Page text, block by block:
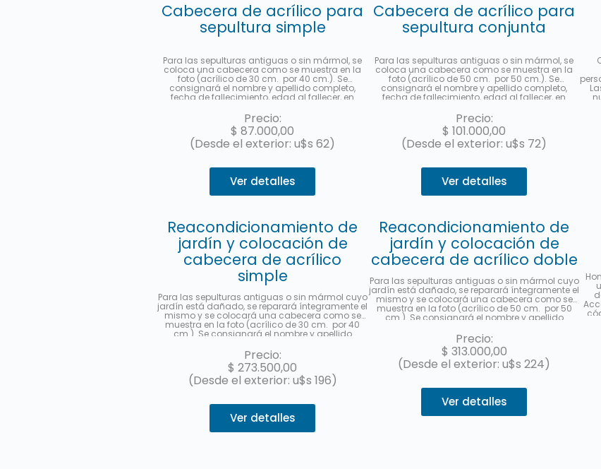
Cabecera de acrílico para
sepultura simple
Para las sepulturas antiguas o sin mármol, se
coloca una cabecera como se muestra en la
foto (acrílico de 30 cm. por 40 cm.). Se
consignará el nombre y apellido completo,
fecha de fallecimiento, edad al fallecer, en
(manzana, tablón y sepultura). Se enviará una
foto una vez finalizado el trabajo. Hasta 3
cuotas sin interés con MercadoPago.
Precio:
$ 87.000,00
(Desde el exterior: u$s 62)
Ver detalles
Cabecera de acrílico para
sepultura conjunta
Para las sepulturas antiguas o sin mármol, se
coloca una cabecera como se muestra en la
foto (acrílico de 50 cm. por 50 cm.). Se
consignará el nombre y apellido completo,
fecha de fallecimiento, edad al fallecer, en
(manzana, tablón y sepultura) de cada
fallecido. Se enviará una foto una vez finalizado
el trabajo. Hasta 3 cuotas sin interés con
MercadoPago.
Precio:
$ 101.000,00
(Desde el exterior: u$s 72)
Ver detalles
y
Reacondicionamiento de
jardín y colocación de
cabecera de acrílico
simple
Para las sepulturas antiguas o sin mármol cuyo
jardín está dañado, se reparará íntegramente el
mismo y se colocará una cabecera como se
muestra en la foto (acrílico de 30 cm. por 40
cm.). Se consignará el nombre y apellido
fallecer, en castellano y hebreo más la
ubicación (manzana, tablón y sepultura). Se
enviará una foto una vez finalizado el trabajo.
Hasta 3 cuotas sin interés con MercadoPago.
Precio:
$ 273.500,00
(Desde el exterior: u$s 196)
Ver detalles
Reacondicionamiento de
jardín y colocación de
cabecera de acrílico doble
Para las sepulturas antiguas o sin mármol cuyo
jardín está dañado, se reparará íntegramente el
mismo y se colocará una cabecera como se
muestra en la foto (acrílico de 50 cm. por 50
cm.). Se consignará el nombre y apellido
fallecer, en castellano y hebreo más la
ubicación (manzana, tablón y sepultura) de
cada fallecido. Se enviará una foto una vez
finalizado el trabajo. Hasta 3 cuotas sin interés
con MercadoPago.
Precio:
$ 313.000,00
(Desde el exterior: u$s 224)
Ver detalles